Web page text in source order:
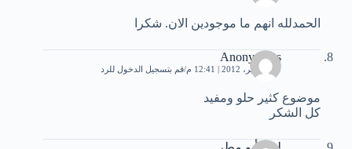
الحمدلله انهم ما موجودين الان. شكرا
Anonymous
20 سبتمبر، 2012 | 12:41 م قم بتسجيل الدخول للرد
موضوع كثير حلو ومفيد
كل الشكر